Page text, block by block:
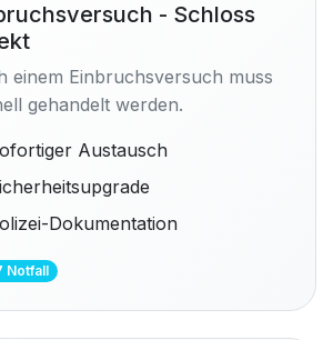
- Schloss
einem Einbruchsversuch muss
gehandelt werden.
Austausch
Dokumentation
Notfall